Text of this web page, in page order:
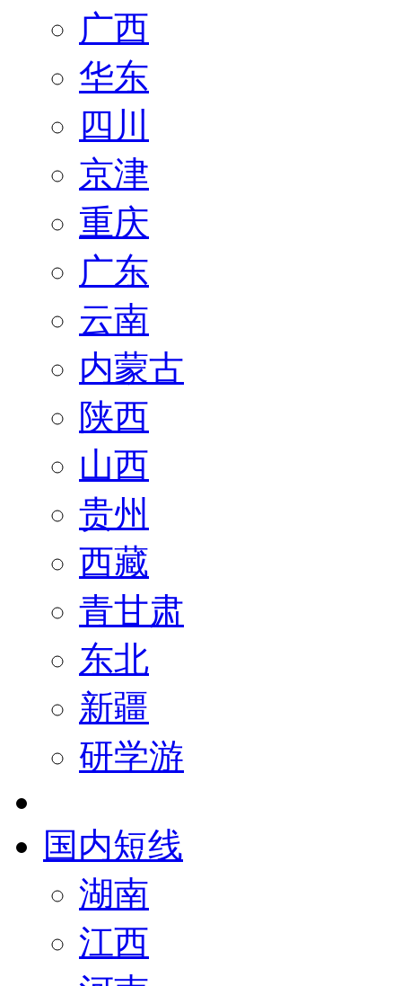
广西
华东
四川
京津
重庆
广东
云南
内蒙古
陕西
山西
贵州
西藏
青甘肃
东北
新疆
研学游
国内短线
湖南
江西